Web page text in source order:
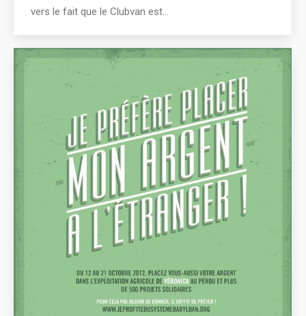
vers le fait que le Clubvan est…